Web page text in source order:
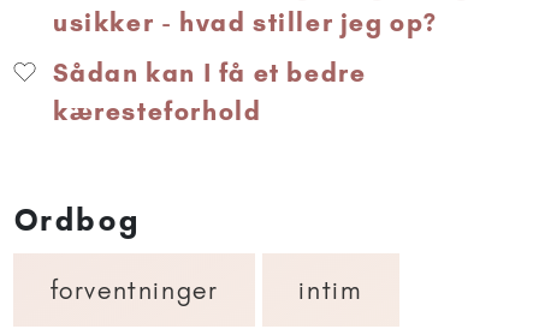
usikker - hvad stiller jeg op?
Sådan kan I få et bedre
kæresteforhold
Ordbog
forventninger intim